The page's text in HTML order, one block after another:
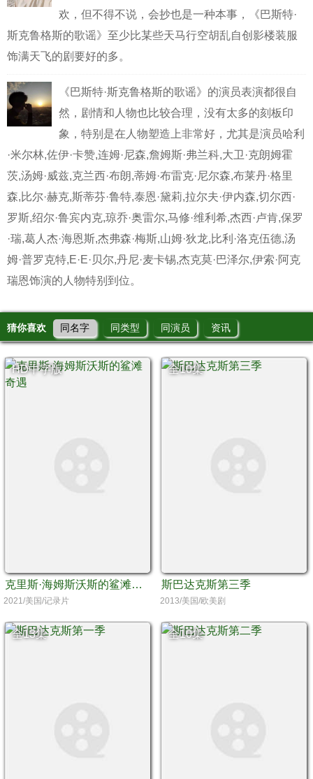
欢，但不得不说，会抄也是一种本事，《巴斯特·
斯克鲁格斯的歌谣》至少比某些天马行空胡乱自创影楼装服
饰满天飞的剧要好的多。
《巴斯特·斯克鲁格斯的歌谣》的演员表演都很自
然，剧情和人物也比较合理，没有太多的刻板印
象，特别是在人物塑造上非常好，尤其是演员哈利
·米尔林,佐伊·卡赞,连姆·尼森,詹姆斯·弗兰科,大卫·克朗姆霍
茨,汤姆·威兹,克兰西·布朗,蒂姆·布雷克·尼尔森,布莱丹·格里
森,比尔·赫克,斯蒂芬·鲁特,泰恩·黛莉,拉尔夫·伊内森,切尔西·
罗斯,绍尔·鲁宾内克,琼乔·奥雷尔,马修·维利希,杰西·卢肯,保罗
·瑞,葛人杰·海恩斯,杰弗森·梅斯,山姆·狄龙,比利·洛克伍德,汤
姆·普罗克特,E·E·贝尔,丹尼·麦卡锡,杰克莫·巴泽尔,伊索·阿克
瑞恩饰演的人物特别到位。
猜你喜欢 同名字 同类型 同演员 资讯
HD中字版
克里斯·海姆斯沃斯的鲨滩奇遇
2021/美国/记录片
全10集
斯巴达克斯第三季
2013/美国/欧美剧
全13集 全10集